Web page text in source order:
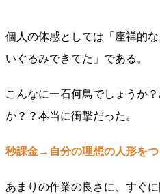
個人の体感としては「座禅的
いぐるみできてた」である。
こんなに一石何鳥でしょうか
か？？本当に衝撃だった。
秒課金→自分の理想の人形をつ
あまりの作業の良さに、すぐ